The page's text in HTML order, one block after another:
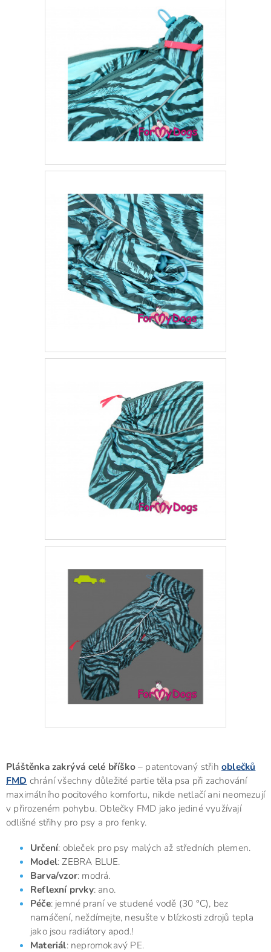
Pláštěnka zakrývá celé bříško– patentovaný střihoblečků
FMD chrání všechny důležité partie těla psa při zachování
maximálního pocitového komfortu, nikde netlačí ani neomezují
v přirozeném pohybu. Oblečky FMD jako jediné využívají
odlišné střihy pro psy a pro fenky.
Určení: obleček pro psy malých až středních plemen.
Model: ZEBRA BLUE.
Barva/vzor: modrá.
Reflexní prvky: ano.
Péče: jemné praní ve studené vodě (30 °C), bez
namáčení, neždímejte, nesušte v blízkosti zdrojů tepla
jako jsou radiátory apod.!
Materiál: nepromokavý PE.